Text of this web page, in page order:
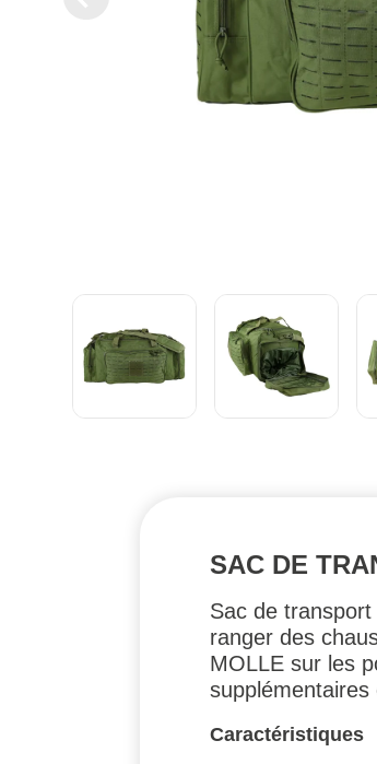
SAC DE
Sac de
ranger des
MOLLE sur les
Caractéristiques